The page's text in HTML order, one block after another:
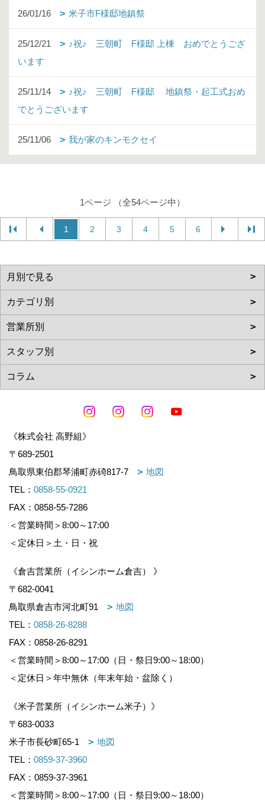
26/01/16 米子市F様邸地鎮祭
25/12/21
♪祝♪ 三朝町 F様邸 上棟 おめでとうござ
います
25/11/14
♪祝♪ 三朝町 F様邸 地鎮祭・起工式おめ
でとうございます
25/11/06 我が家のキンモクセイ
1ページ （全54ページ中）
1 2 3 4 5 6
《株式会社 高野組》
〒689-2501
鳥取県東伯郡琴浦町赤碕817-7
地図
TEL： 0858-55-0921
FAX：0858-55-7286
＜営業時間＞8:00～17:00
＜定休日＞土・日・祝
《倉吉営業所（イシンホーム倉吉） 》
〒682-0041
鳥取県倉吉市河北町91
地図
TEL： 0858-26-8288
FAX：0858-26-8291
＜営業時間＞8:00～17:00（日・祭日9:00～18:00）
＜定休日＞年中無休（年末年始・盆除く）
《米子営業所（イシンホーム米子）》
〒683-0033
米子市長砂町65-1
地図
TEL： 0859-37-3960
FAX：0859-37-3961
＜営業時間＞8:00～17:00（日・祭日9:00～18:00）